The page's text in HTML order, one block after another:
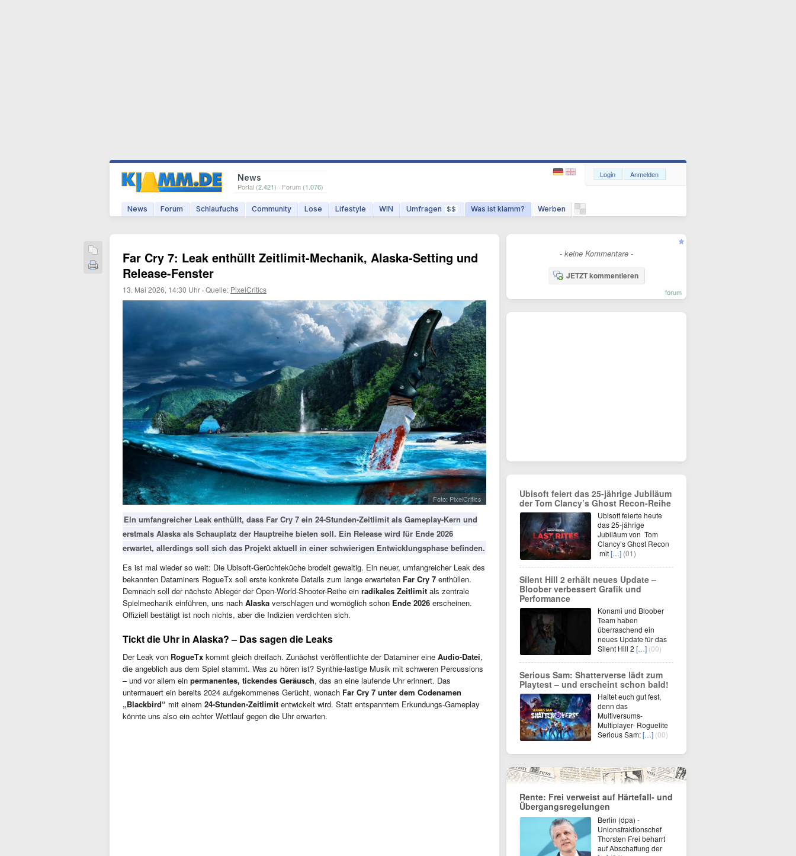
News
Portal (2.421) · Forum (1.076)
News Forum Schlaufuchs Community Lose Lifestyle WIN Umfragen $$ Was ist klamm? Werben
Login Anmelden
Far Cry 7: Leak enthüllt Zeitlimit-Mechanik, Alaska-Setting und
Release-Fenster
13. Mai 2026, 14:30 Uhr ·Quelle: PixelCritics
Foto: PixelCritics
Ein umfangreicher Leak enthüllt, dass Far Cry 7 ein 24-Stunden-Zeitlimit als Gameplay-Kern und
erstmals Alaska als Schauplatz der Hauptreihe bieten soll. Ein Release wird für Ende 2026
erwartet, allerdings soll sich das Projekt aktuell in einer schwierigen Entwicklungsphase befinden.
Es ist mal wieder so weit: Die Ubisoft-Gerüchteküche brodelt gewaltig. Ein neuer, umfangreicher Leak des
bekannten Dataminers RogueTx soll erste konkrete Details zum lange erwarteten Far Cry 7 enthüllen.
Demnach soll der nächste Ableger der Open-World-Shooter-Reihe ein radikales Zeitlimit als zentrale
Spielmechanik einführen, uns nach Alaska verschlagen und womöglich schon Ende 2026 erscheinen.
Offiziell bestätigt ist noch nichts, aber die Indizien verdichten sich.
Tickt die Uhr in Alaska? – Das sagen die Leaks
Der Leak von RogueTx kommt gleich dreifach. Zunächst veröffentlichte der Dataminer eine Audio-Datei,
die angeblich aus dem Spiel stammt. Was zu hören ist? Synthie-lastige Musik mit schweren Percussions
– und vor allem ein permanentes, tickendes Geräusch, das an eine laufende Uhr erinnert. Das
untermauert ein bereits 2024 aufgekommenes Gerücht, wonach Far Cry 7 unter dem Codenamen
„Blackbird“ mit einem 24-Stunden-Zeitlimit entwickelt wird. Statt entspanntem Erkundungs-Gameplay
könnte uns also ein echter Wettlauf gegen die Uhr erwarten.
- keine Kommentare -
JETZT kommentieren
forum
Ubisoft feiert das 25-jährige Jubiläum
der Tom Clancy’s Ghost Recon-Reihe
Ubisoft feierte heute
das 25-jährige
Jubiläum von Tom
Clancy’s Ghost Recon
mit[…] (01)
Silent Hill 2 erhält neues Update –
Bloober verbessert Grafik und
Performance
Konami und Bloober
Team haben
überraschend ein
neues Update für das
Silent Hill 2 […] (00)
Serious Sam: Shatterverse lädt zum
Playtest – und erscheint schon bald!
Haltet euch gut fest,
denn das
Multiversums-
Multiplayer- Roguelite
Serious Sam:[…] (00)
Rente: Frei verweist auf Härtefall- und
Übergangsregelungen
Berlin (dpa) -
Unionsfraktionschef
Thorsten Frei beharrt
auf Abschaffung der